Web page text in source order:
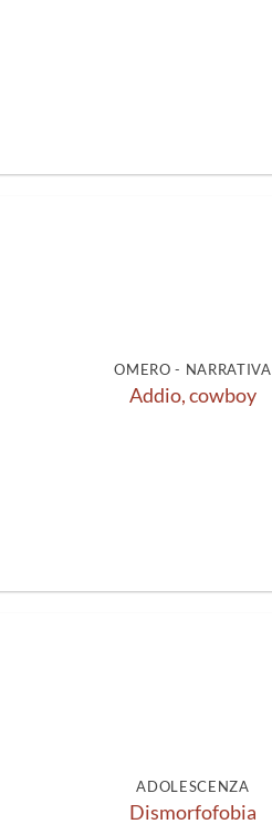
OMERO - NARRATIVA
Addio, cowboy
ADOLESCENZA
Dismorfofobia